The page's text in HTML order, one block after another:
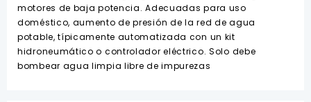
motores de baja potencia. Adecuadas para uso
doméstico, aumento de presión de la red de agua
potable, típicamente automatizada con un kit
hidroneumático o controlador eléctrico. Solo debe
bombear agua limpia libre de impurezas